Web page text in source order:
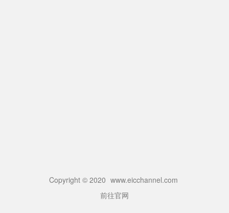
Copyright © 2020 www.eicchannel.com
前往官网